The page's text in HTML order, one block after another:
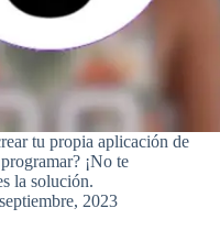
tu propia aplicación de
¡No te
la solución.
2023